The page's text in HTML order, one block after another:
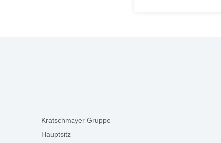
Kratschmayer Gruppe
Hauptsitz